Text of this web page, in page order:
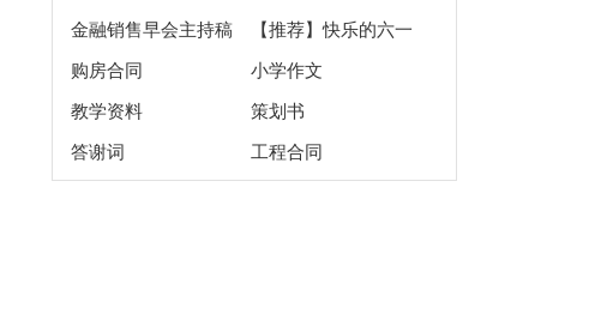
助申请书三篇
金融销售早会主持稿
【推荐】快乐的六一
儿童节作文100字集锦
八篇
购房合同 小学作文
教学资料 策划书
答谢词 工程合同